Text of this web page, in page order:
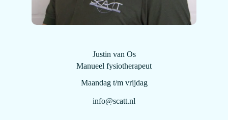
Justin van Os
Manueel fysiotherapeut
Maandag t/m vrijdag
info@scatt.nl